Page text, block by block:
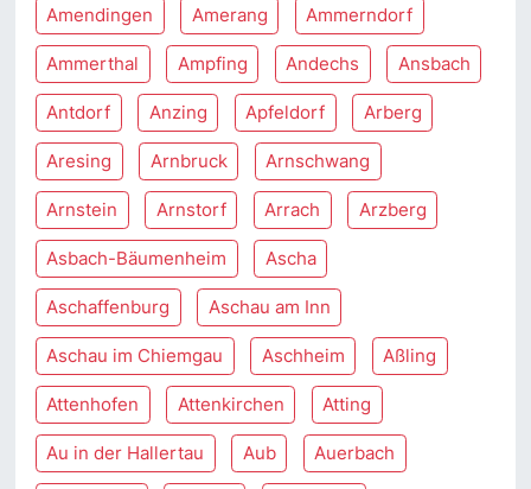
Amendingen Amerang Ammerndorf
Ammerthal Ampfing Andechs Ansbach
Antdorf Anzing Apfeldorf Arberg
Aresing Arnbruck Arnschwang
Arnstein Arnstorf Arrach Arzberg
Asbach-Bäumenheim Ascha
Aschaffenburg Aschau am Inn
Aschau im Chiemgau Aschheim Aßling
Attenhofen Attenkirchen Atting
Au in der Hallertau Aub Auerbach